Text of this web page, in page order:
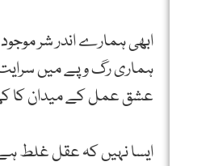
ابھی ہمارے اندر شر
ہماری رگ و پے میں
عشق عمل کے میدان کا
ایسا نہیں کہ عقل غلط ہے